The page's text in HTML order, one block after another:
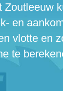
Zoutleeuw
en
vlotte en
te